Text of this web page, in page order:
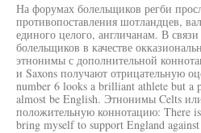
На форумах болельщиков регби
противопоставления шотландцев,
единого целого, англичанам. В
болельщиков в качестве
этнонимы с дополнительной
и Saxons получают отрицательную
number 6 looks a brilliant athlete but a
almost be English. Этнонимы Celts
положительную коннотацию: There
bring myself to support England